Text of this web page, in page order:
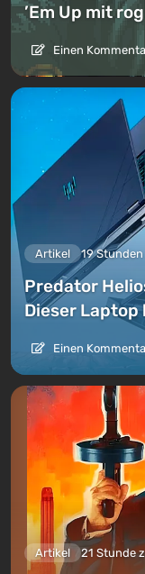
’Em Up mit
Einen
Artikel 19
Predator
Dieser Laptop
Einen
Artikel 21 Stunde